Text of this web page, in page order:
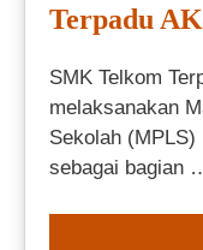
Terpadu
SMK Telkom
melaksanakan
Sekolah (MPLS)
sebagai bagian